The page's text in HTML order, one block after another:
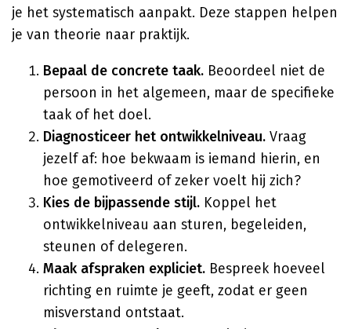
je het systematisch aanpakt. Deze stappen helpen
je van theorie naar praktijk.
Bepaal de concrete taak. Beoordeel niet de
persoon in het algemeen, maar de specifieke
taak of het doel.
Diagnosticeer het ontwikkelniveau. Vraag
jezelf af: hoe bekwaam is iemand hierin, en
hoe gemotiveerd of zeker voelt hij zich?
Kies de bijpassende stijl. Koppel het
ontwikkelniveau aan sturen, begeleiden,
steunen of delegeren.
Maak afspraken expliciet. Bespreek hoeveel
richting en ruimte je geeft, zodat er geen
misverstand ontstaat.